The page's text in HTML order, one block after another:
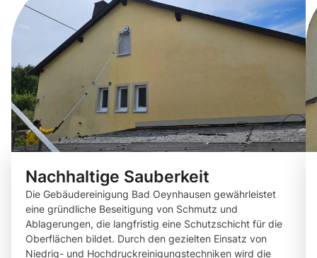
Nachhaltige Sauberkeit
Die Gebäudereinigung Bad Oeynhausen gewährleistet
eine gründliche Beseitigung von Schmutz und
Ablagerungen, die langfristig eine Schutzschicht für die
Oberflächen bildet. Durch den gezielten Einsatz von
Niedrig- und Hochdruckreinigungstechniken wird die